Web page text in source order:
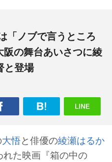
「ノブで言うところ
の舞台あいさつに綾
と登場
大悟と俳優の綾瀬はるか
た映画『箱の中の